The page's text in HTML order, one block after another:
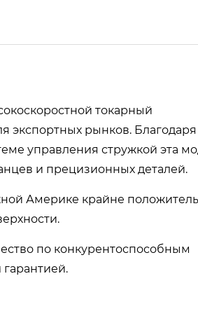
токарный
рынков. Благодаря
управления стружкой эта
и прецизионных деталей.
Америке крайне
по конкурентоспособным